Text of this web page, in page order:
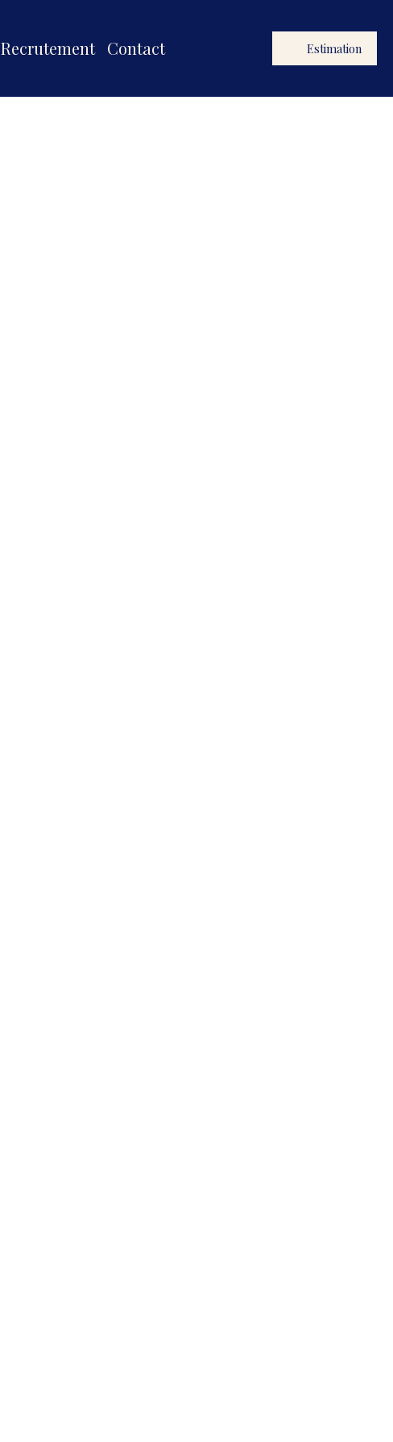
Recrutement Contact Estimation